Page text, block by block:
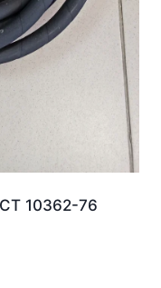
10362-76